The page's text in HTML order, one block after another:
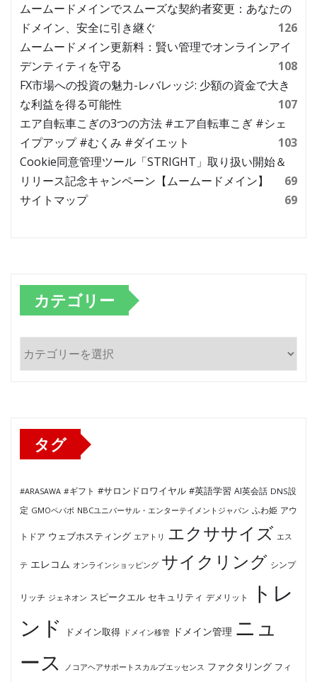
ムームードメインでスムーズな契約者変更：あなたの
ドメイン、安全に引き継ぐ
126
ムームードメイン更新料：賢い管理でオンラインアイ
デンティティを守る
108
FX市場への投資の魅力-レバレッジ: 少額の資金で大き
な利益を得る可能性
107
エア自転車こぎの3つの方法 #エア自転車こぎ #シェ
イプアップ #むくみ #ダイエット
103
Cookie同意管理ツール「STRIGHT」取り扱い開始＆
リリース記念キャンペーン【ムームードメイン】
69
サイトマップ
69
カテゴリー
テ
タグ
#ARASAWA #ギフト #サロンドロワイヤル #英語学習 AI英会話 DNS設
定 GMOペパボ NBCユニバーサル・エンターテイメントジャパン ふわ姫 アウ
トドア ウェブホスティング エアトリ エクササイズ エス
テ エレコム オンラインショッピング サイクリング シンプ
リッチ ジェネオン スピークエル セキュリティ デメリット
トレ
ンド
ドメイン取得 ドメイン移管 ドメイン管理 ニュ
ース
ノコアヘアサポートスカルプエッセンス ファクタリング フィ